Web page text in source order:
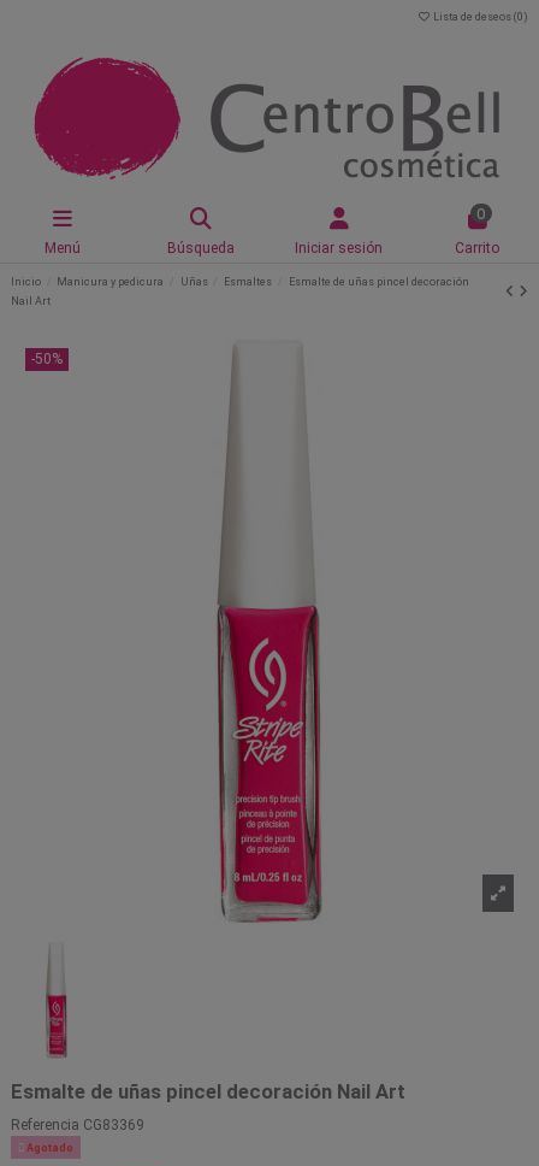
Lista de deseos (0 )
Menú Búsqueda Iniciar sesión
0
Carrito
Inicio Manicura y pedicura Uñas Esmaltes
Esmalte de uñas pincel decoración
Nail Art
-50%
Esmalte de uñas pincel decoración Nail Art
Referencia CG83369
 Agotado